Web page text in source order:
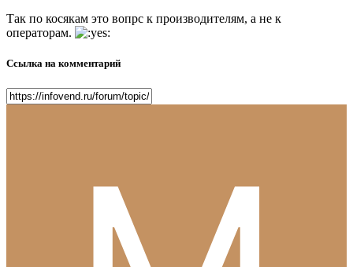
Так по косякам это вопрс к производителям, а не к
операторам.
Ссылка на комментарий